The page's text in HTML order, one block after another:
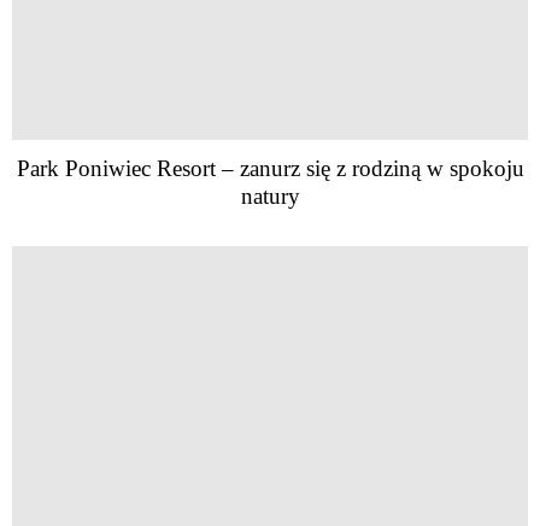
Park Poniwiec Resort – zanurz się z rodziną w spokoju
natury